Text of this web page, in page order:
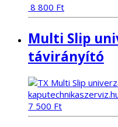
8 800 Ft
Multi Slip
távirányító
7 500 Ft